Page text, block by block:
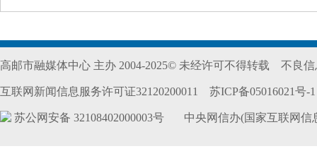
高邮市融媒体中心 主办 2004-2025© 未经许可不得转载 不良信
互联网新闻信息服务许可证32120200011 苏ICP备05016021号-1
苏公网安备 32108402000003号 中央网信办(国家互联网